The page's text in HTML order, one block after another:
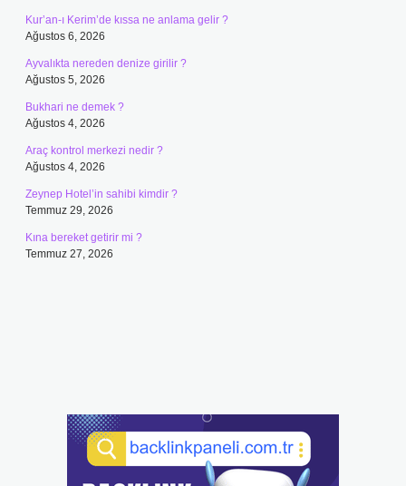
Kur’an-ı Kerim’de kıssa ne anlama gelir ?
Ağustos 6, 2026
Ayvalıkta nereden denize girilir ?
Ağustos 5, 2026
Bukhari ne demek ?
Ağustos 4, 2026
Araç kontrol merkezi nedir ?
Ağustos 4, 2026
Zeynep Hotel’in sahibi kimdir ?
Temmuz 29, 2026
Kına bereket getirir mi ?
Temmuz 27, 2026